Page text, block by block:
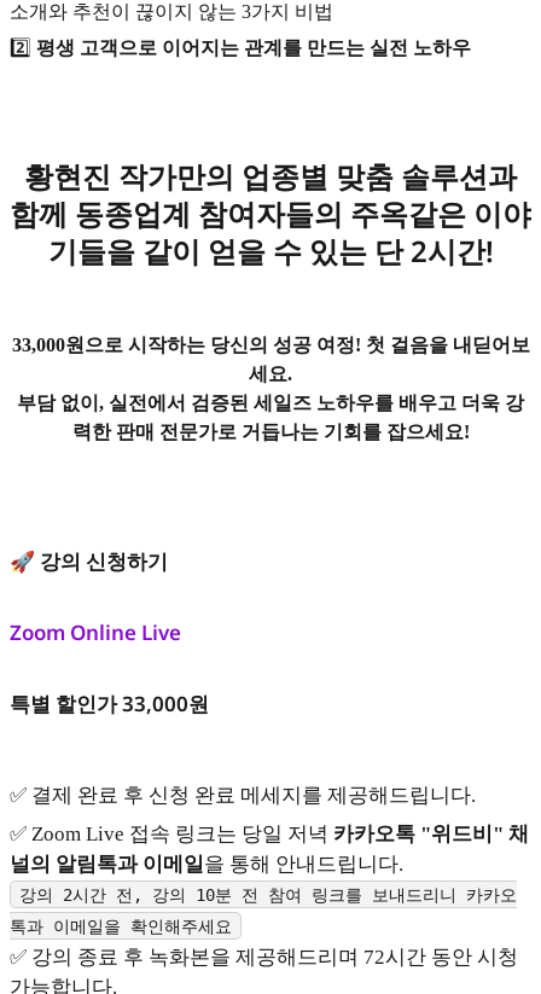
소개와 추천이 끊이지 않는 3가지 비법
2️⃣ 평생 고객으로 이어지는 관계를 만드는 실전 노하우
황현진 작가만의 업종별 맞춤 솔루션과
함께 동종업계 참여자들의 주옥같은 이야
기들을 같이 얻을 수 있는 단 2시간!
33,000원으로 시작하는 당신의 성공 여정! 첫 걸음을 내딛어보
세요.
부담 없이, 실전에서 검증된 세일즈 노하우를 배우고 더욱 강
력한 판매 전문가로 거듭나는 기회를 잡으세요!
🚀 강의 신청하기
Zoom Online Live
특별 할인가 33,000원
✅ 결제 완료 후 신청 완료 메세지를 제공해드립니다.
✅ Zoom Live 접속 링크는 당일 저녁 카카오톡 "위드비" 채
널의 알림톡과 이메일 을 통해 안내드립니다.
강의 2시간 전, 강의 10분 전 참여 링크를 보내드리니 카카오
톡과 이메일을 확인해주세요
✅ 강의 종료 후 녹화본을 제공해드리며 72시간 동안 시청
가능합니다.